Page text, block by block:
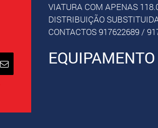
VIATURA COM APENAS
DISTRIBUIÇÃO
CONTACTOS 917622689 /
EQUIPAMENTO